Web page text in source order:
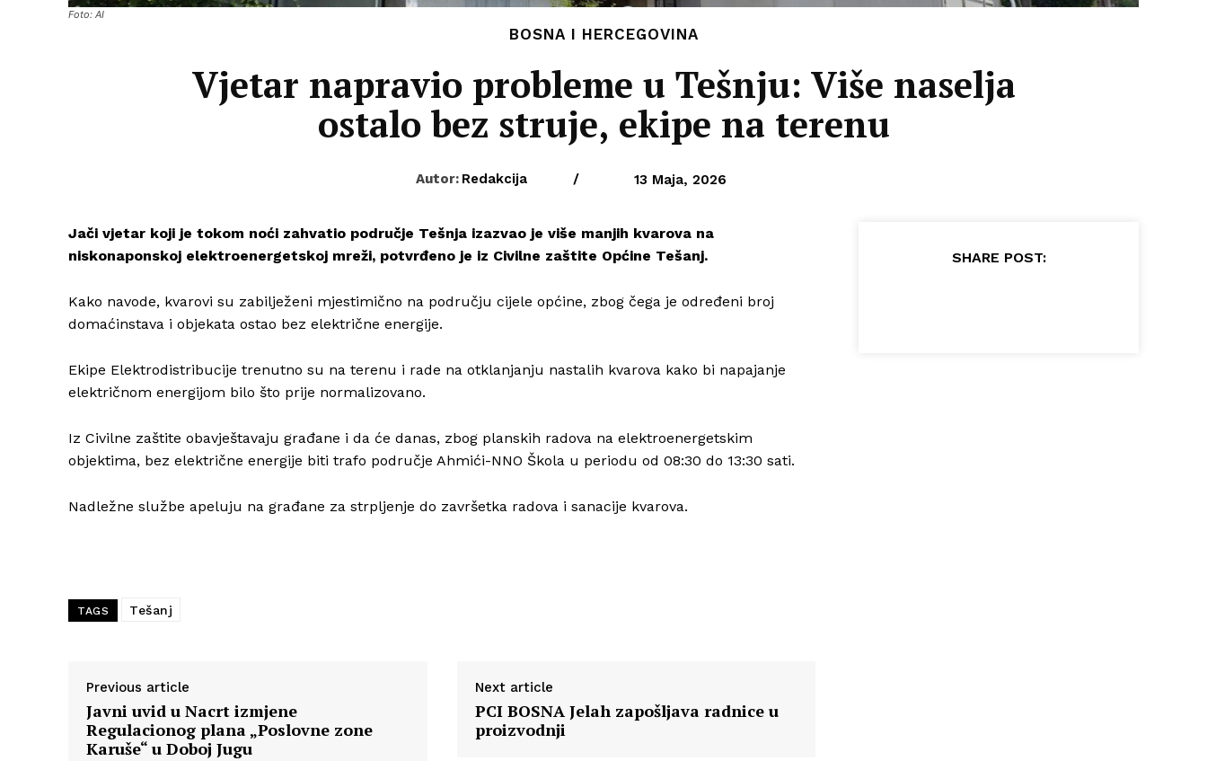
Foto: AI
BOSNA I HERCEGOVINA
Vjetar napravio probleme u Tešnju: Više naselja
ostalo bez struje, ekipe na terenu
Autor: Redakcija / 13 Maja, 2026
Jači vjetar koji je tokom noći zahvatio područje Tešnja izazvao je više manjih kvarova na
niskonaponskoj elektroenergetskoj mreži, potvrđeno je iz Civilne zaštite Općine Tešanj.
Kako navode, kvarovi su zabilježeni mjestimično na području cijele općine, zbog čega je određeni broj
domaćinstava i objekata ostao bez električne energije.
Ekipe Elektrodistribucije trenutno su na terenu i rade na otklanjanju nastalih kvarova kako bi napajanje
električnom energijom bilo što prije normalizovano.
Iz Civilne zaštite obavještavaju građane i da će danas, zbog planskih radova na elektroenergetskim
objektima, bez električne energije biti trafo područje Ahmići-NNO Škola u periodu od 08:30 do 13:30 sati.
Nadležne službe apeluju na građane za strpljenje do završetka radova i sanacije kvarova.
TAGS Tešanj
Previous article
Javni uvid u Nacrt izmjene
Regulacionog plana „Poslovne zone
Karuše“ u Doboj Jugu
Next article
PCI BOSNA Jelah zapošljava radnice u
proizvodnji
SHARE POST: